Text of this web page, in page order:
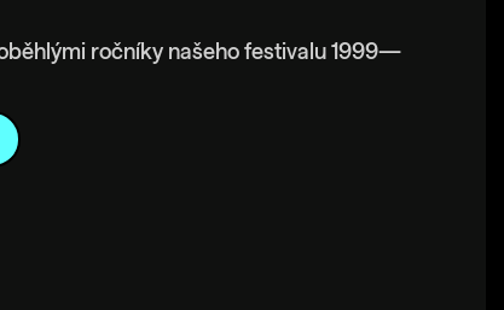
ročníky našeho festivalu 1999—